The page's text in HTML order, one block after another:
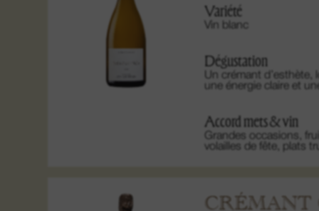
Variété
Vin blanc
Dégustation
Un crémant
une énergie claire et
Accord mets & vin
Grandes occasions,
volailles de fête, plats
CRÉMANT